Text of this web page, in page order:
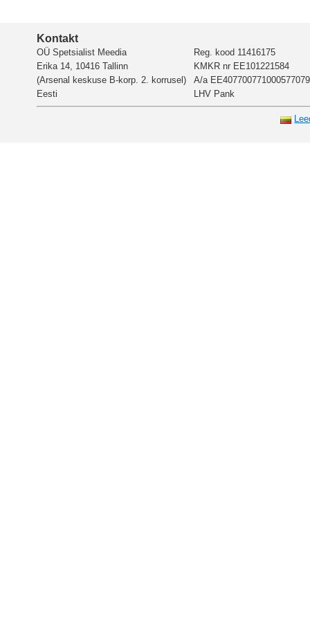
Kontakt
OÜ Spetsialist Meedia
Erika 14, 10416 Tallinn
(Arsenal keskuse B-korp. 2. korrusel)
Eesti
Reg. kood 11416175
KMKR nr EE101221584
A/a EE407700771000577079
LHV Pank